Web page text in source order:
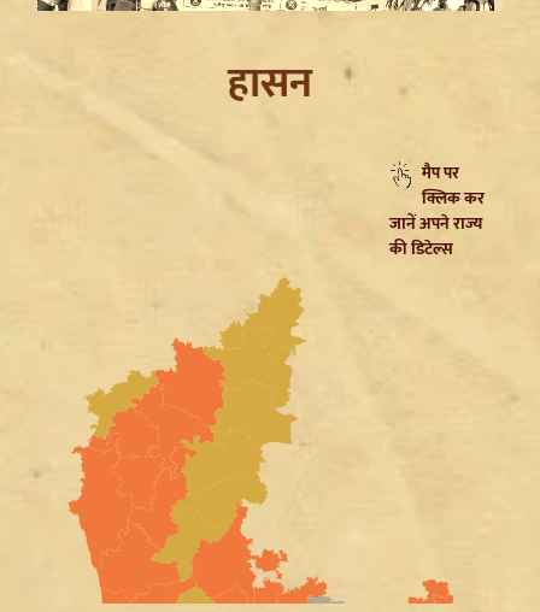
Jharkhand JPSC JSSC Protest: सियासी रंग में रंगा
आंदोलन, Rahul Gandhi ने छात्रों को दिया Reforms का
हासन
मैप पर
क्लिक कर
जानें अपने राज्य
की डिटेल्स